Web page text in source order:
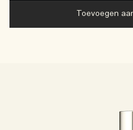
Toevoegen